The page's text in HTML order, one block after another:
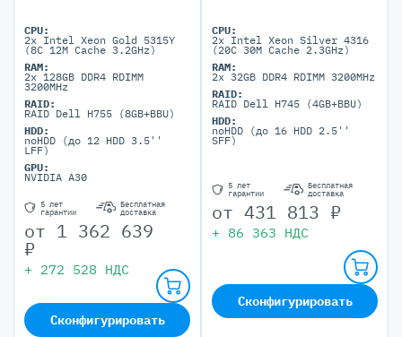
CPU:
2x Intel Xeon Gold 5315Y
(8C 12M Cache 3.2GHz)
RAM:
2x 128GB DDR4 RDIMM
3200MHz
RAID:
RAID Dell H755 (8GB+BBU)
HDD:
noHDD (до 12 HDD 3.5''
LFF)
GPU:
NVIDIA A30
5 лет
гарантии
Бесплатная
доставка
от 1 362 639
₽
+ 272 528 НДС
Сконфигурировать
CPU:
2x Intel Xeon Silver 4316
(20C 30M Cache 2.3GHz)
RAM:
2x 32GB DDR4 RDIMM 3200MHz
RAID:
RAID Dell H745 (4GB+BBU)
HDD:
noHDD (до 16 HDD 2.5''
SFF)
5 лет
гарантии
Бесплатная
доставка
от 431 813 ₽
+ 86 363 НДС
Сконфигурировать